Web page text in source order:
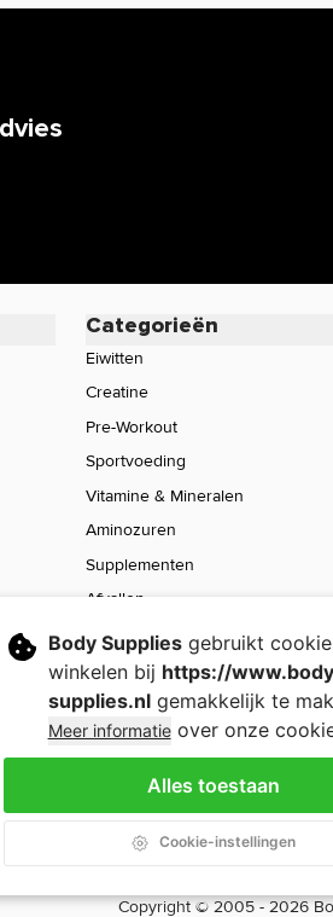
Categorieën
Eiwitten
Creatine
Pre-Workout
Sportvoeding
Vitamine & Mineralen
Aminozuren
Supplementen
Afvallen
Voeding
Sport Gear
Sale
Copyright © 2005 - 2026
Body Suppliesgebruikt
winkelen bij https://
supplies.nlgemakkelijk te
Meer informatieover onze
Alles toestaan
Cookie-instellingen